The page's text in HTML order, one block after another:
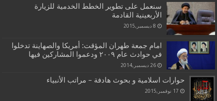
سنعمل على تطوير الخطط الخدمية للزيارة
الأربعينية القادمة
8 ديسمبر,2015
امام جمعة طهران المؤقت: أمريكا والصهاينة تدخلوا
في حوادث عام ۲۰۰۹ ودعموا المشاركين فيها
26 ديسمبر,2014
حوارات اسلامية و بحوث هادفة – مراتب الأنبياء
17 نوفمبر,2015